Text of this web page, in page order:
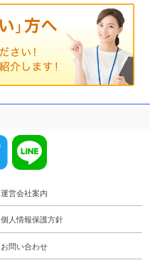
運営会社案内
個人情報保護方針
お問い合わせ